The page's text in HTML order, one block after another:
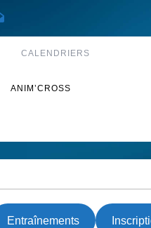
CALENDRIERS
ANIM’CROSS
Entraînements